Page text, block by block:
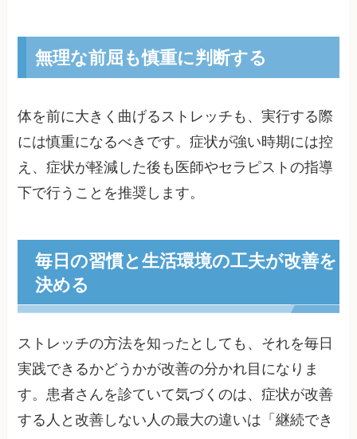
無理な前屈も慎重に判断する
体を前に大きく曲げるストレッチも、実行する際
には慎重になるべきです。症状が強い時期には控
え、症状が軽減した後も医師やセラピストの指導
下で行うことを推奨します。
毎日の習慣と生活環境の工夫が改善を
決める
ストレッチの方法を知ったとしても、それを毎日
実践できるかどうかが改善の分かれ目になりま
す。患者さんを診ていて気づくのは、症状が改善
する人と改善しない人の最大の違いは「継続でき